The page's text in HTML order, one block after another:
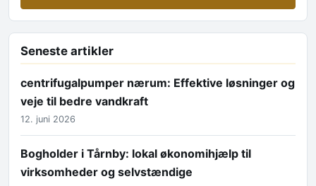
Seneste artikler
centrifugalpumper nærum: Effektive løsninger og
veje til bedre vandkraft
12. juni 2026
Bogholder i Tårnby: lokal økonomihjælp til
virksomheder og selvstændige